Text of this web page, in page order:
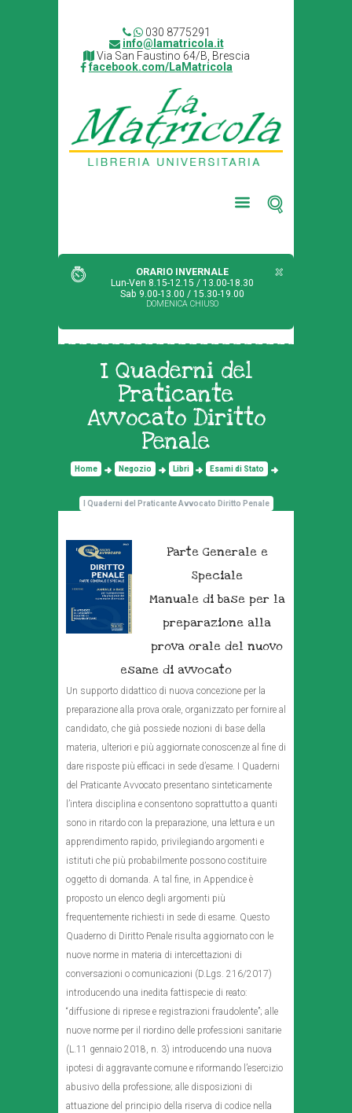
030 8775291
info@lamatricola.it
Via San Faustino 64/B, Brescia
facebook.com/LaMatricola
ORARIO INVERNALE
Lun-Ven 8.15-12.15 / 13.00-18.30
Sab 9.00-13.00 / 15.30-19.00
DOMENICA CHIUSO
I Quaderni del
Praticante
Avvocato Diritto
Penale
Home Negozio Libri Esami di Stato
I Quaderni del Praticante Avvocato Diritto Penale
Parte Generale e
Speciale
Manuale di base per la
preparazione alla
prova orale del nuovo
esame di avvocato
Un supporto didattico di nuova concezione per la
preparazione alla prova orale, organizzato per fornire al
candidato, che già possiede nozioni di base della
materia, ulteriori e più aggiornate conoscenze al fine di
dare risposte più efficaci in sede d’esame. I Quaderni
del Praticante Avvocato presentano sinteticamente
l’intera disciplina e consentono soprattutto a quanti
sono in ritardo con la preparazione, una lettura e un
apprendimento rapido, privilegiando argomenti e
istituti che più probabilmente possono costituire
oggetto di domanda. A tal fine, in Appendice è
proposto un elenco degli argomenti più
frequentemente richiesti in sede di esame. Questo
Quaderno di Diritto Penale risulta aggiornato con le
nuove norme in materia di intercettazioni di
conversazioni o comunicazioni (D.Lgs. 216/2017)
introducendo una inedita fattispecie di reato:
“diffusione di riprese e registrazioni fraudolente”; alle
nuove norme per il riordino delle professioni sanitarie
(L.11 gennaio 2018, n. 3) introducendo una nuova
ipotesi di aggravante comune e riformando l’esercizio
abusivo della professione; alle disposizioni di
attuazione del principio della riserva di codice nella